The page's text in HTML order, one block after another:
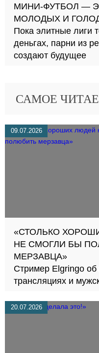
МИНИ-ФУТБОЛ —
МОЛОДЫХ И
Пока элитные лиги
деньгах, парни из
создают будущее
САМОЕ
09.07.2026
«СТОЛЬКО
НЕ СМОГЛИ БЫ
МЕРЗАВЦА»
Стример Elgringo об
трансляциях и
20.07.2026